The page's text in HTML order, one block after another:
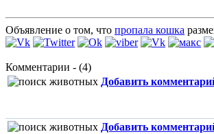
Объявление о том, что пропала кошка
Комментарии - (4)
Добавить
Добавить